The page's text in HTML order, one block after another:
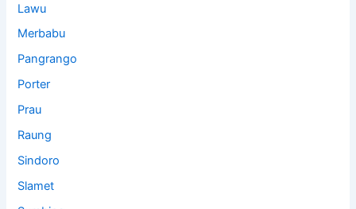
Lawu
Merbabu
Pangrango
Porter
Prau
Raung
Sindoro
Slamet